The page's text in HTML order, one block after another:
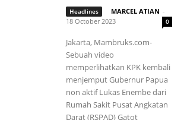
Headlines MARCEL ATIAN -
18 October 2023
0
Jakarta, Mambruks.com-
Sebuah video
memperlihatkan KPK kembali
menjemput Gubernur Papua
non aktif Lukas Enembe dari
Rumah Sakit Pusat Angkatan
Darat (RSPAD) Gatot